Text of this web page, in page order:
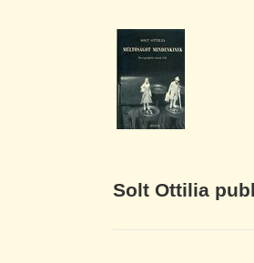
Solt Ottilia